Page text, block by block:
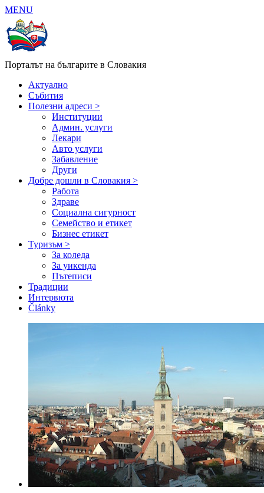
MENU
Порталът на българите в Словакия
Актуално
Събития
Полезни адреси >
Институции
Админ. услуги
Лекари
Авто услуги
Забавление
Други
Добре дошли в Словакия >
Работа
Здраве
Социална сигурност
Семейство и етикет
Бизнес етикет
Туризъм >
За коледа
За уикенда
Пътеписи
Традиции
Интервюта
Články